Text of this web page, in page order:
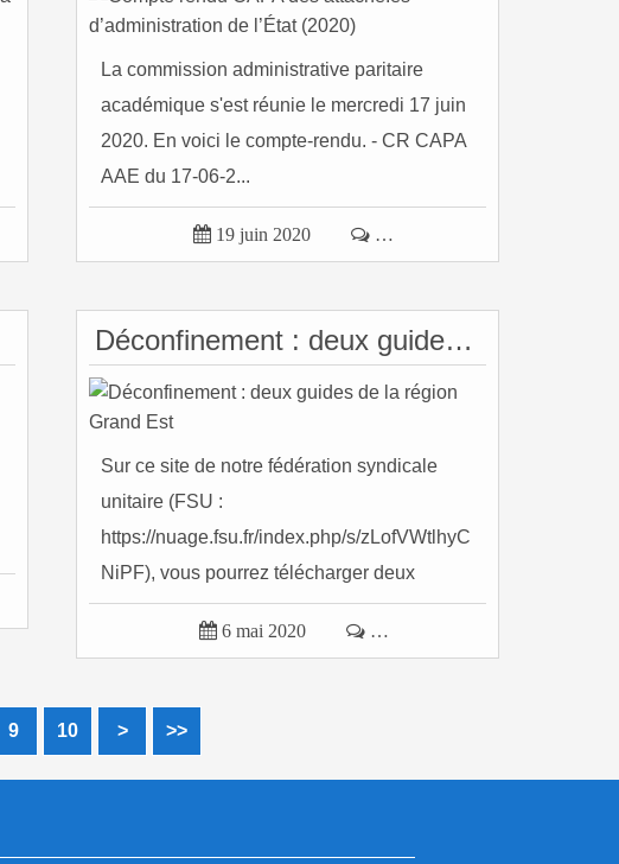
La commission administrative paritaire
académique s'est réunie le mercredi 17 juin
2020. En voici le compte-rendu. - CR CAPA
AAE du 17-06-2...
 19 juin 2020  …
Déconfinement : deux guides de la région Grand Est
Sur ce site de notre fédération syndicale
unitaire (FSU :
https://nuage.fsu.fr/index.php/s/zLofVWtlhyC
NiPF), vous pourrez télécharger deux
protocoles...
 6 mai 2020  …
9 10 20
> >>